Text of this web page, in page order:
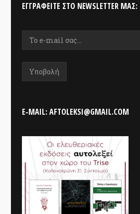
ΕΓΓΡΑΦΕΊΤΕ ΣΤΟ NEWSLETTER ΜΑΣ:
E-MAIL: AFTOLEKSI@GMAIL.COM